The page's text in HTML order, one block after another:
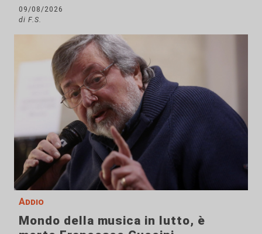
09/08/2026
di F.S.
Addio
Mondo della musica in lutto, è